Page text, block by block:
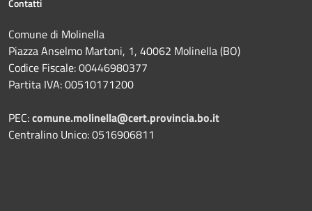
Contatti
Comune di Molinella
Piazza Anselmo Martoni, 1, 40062 Molinella (BO)
Codice Fiscale: 00446980377
Partita IVA: 00510171200
PEC:comune.molinella@cert.provincia.bo.it
Centralino Unico: 0516906811